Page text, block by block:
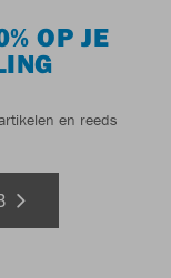
OP JE
en reeds